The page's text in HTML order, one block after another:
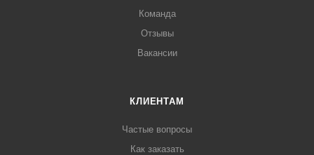
Команда
Отзывы
Вакансии
КЛИЕНТАМ
Частые вопросы
Как заказать